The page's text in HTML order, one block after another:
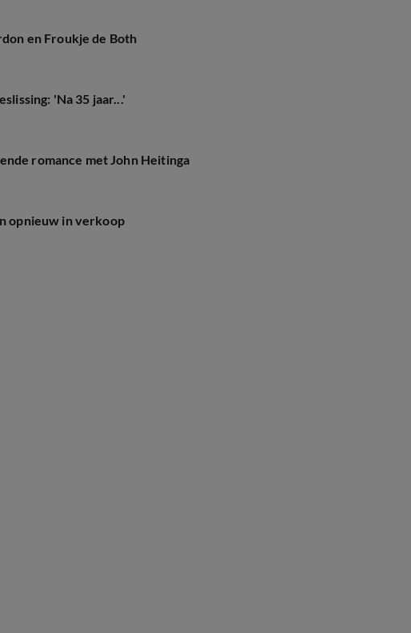
en Froukje de Both
'Na 35 jaar...'
romance met John Heitinga
opnieuw in verkoop